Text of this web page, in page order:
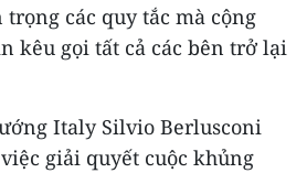
các quy tắc mà cộng
kêu gọi tất cả các bên trở lại
Italy Silvio Berlusconi
giải quyết cuộc khủng